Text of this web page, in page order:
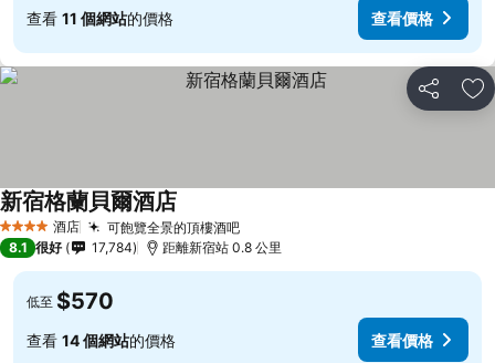
查看 11 個網站的價格 查看價格
分享 放
4 星級 酒店 可飽覽全景的頂樓酒吧
新宿格蘭貝爾酒店
8.1 很好 17,784 距離新宿站 0.8 公里
低至 $570
查看 14 個網站的價格 查看價格